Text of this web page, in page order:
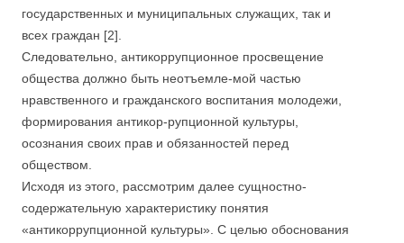
государственных и муниципальных служащих, так и
всех граждан [2].
Следовательно, антикоррупционное просвещение
общества должно быть неотъемле-мой частью
нравственного и гражданского воспитания молодежи,
формирования антикор-рупционной культуры,
осознания своих прав и обязанностей перед
обществом.
Исходя из этого, рассмотрим далее сущностно-
содержательную характеристику понятия
«антикоррупционной культуры». С целью обоснования